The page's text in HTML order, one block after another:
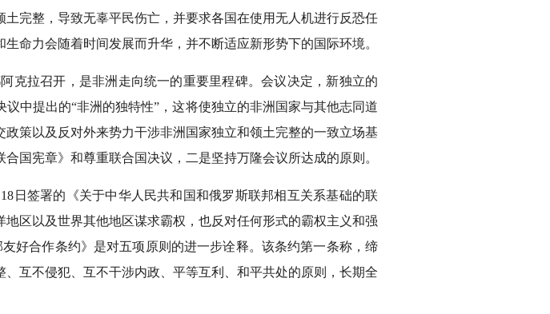
完整，导致无辜平民伤亡，并要求各国在使用无人机进行反恐任
命力会随着时间发展而升华，并不断适应新形势下的国际环境。
克拉召开，是非洲走向统一的重要里程碑。会议决定，新独立的
中提出的“非洲的独特性”，这将使独立的非洲国家与其他志同道
策以及反对外来势力干涉非洲国家独立和领土完整的一致立场基
国宪章》和尊重联合国决议，二是坚持万隆会议所达成的原则。
日签署的《关于中华人民共和国和俄罗斯联邦相互关系基础的联
区以及世界其他地区谋求霸权，也反对任何形式的霸权主义和强
好合作条约》是对五项原则的进一步诠释。该条约第一条称，缔
互不侵犯、互不干涉内政、平等互利、和平共处的原则，长期全